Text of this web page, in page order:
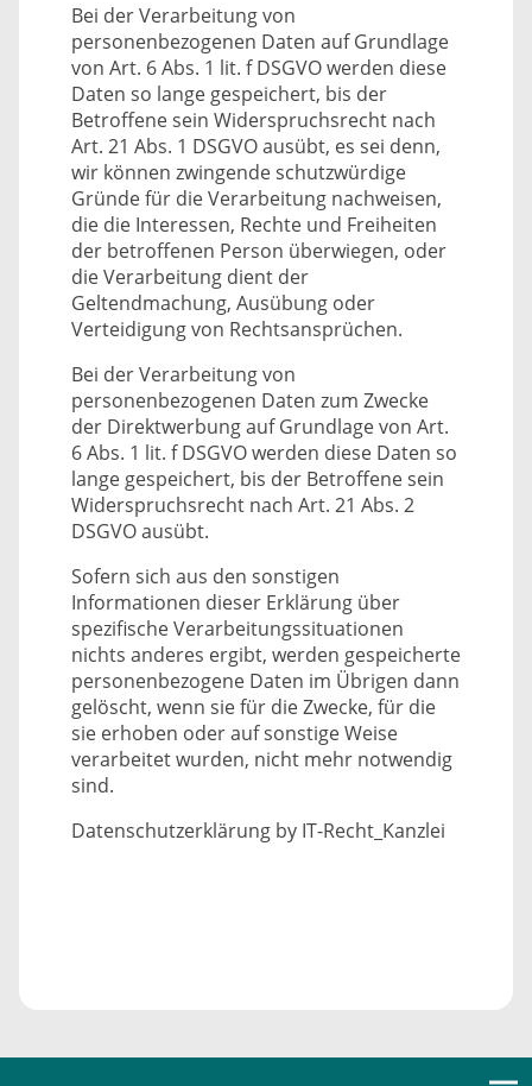
Bei der Verarbeitung von
personenbezogenen Daten auf Grundlage
von Art. 6 Abs. 1 lit. f DSGVO werden diese
Daten so lange gespeichert, bis der
Betroffene sein Widerspruchsrecht nach
Art. 21 Abs. 1 DSGVO ausübt, es sei denn,
wir können zwingende schutzwürdige
Gründe für die Verarbeitung nachweisen,
die die Interessen, Rechte und Freiheiten
der betroffenen Person überwiegen, oder
die Verarbeitung dient der
Geltendmachung, Ausübung oder
Verteidigung von Rechtsansprüchen.
Bei der Verarbeitung von
personenbezogenen Daten zum Zwecke
der Direktwerbung auf Grundlage von Art.
6 Abs. 1 lit. f DSGVO werden diese Daten so
lange gespeichert, bis der Betroffene sein
Widerspruchsrecht nach Art. 21 Abs. 2
DSGVO ausübt.
Sofern sich aus den sonstigen
Informationen dieser Erklärung über
spezifische Verarbeitungssituationen
nichts anderes ergibt, werden gespeicherte
personenbezogene Daten im Übrigen dann
gelöscht, wenn sie für die Zwecke, für die
sie erhoben oder auf sonstige Weise
verarbeitet wurden, nicht mehr notwendig
sind.
Datenschutzerklärung by IT-Recht_Kanzlei